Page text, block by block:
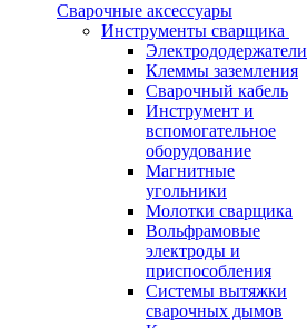
Сварочные аксессуары
Инструменты сварщика
Электрододержатели
Клеммы заземления
Сварочный кабель
Инструмент и
вспомогательное
оборудование
Магнитные
угольники
Молотки сварщика
Вольфрамовые
электроды и
приспособления
Системы вытяжки
сварочных дымов